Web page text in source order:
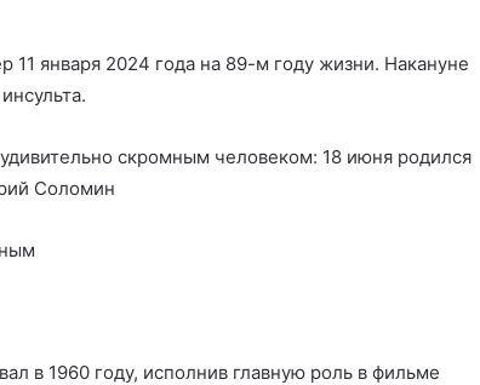
января 2024 года на 89-м году жизни. Накануне
в 1960 году, исполнив главную роль в фильме